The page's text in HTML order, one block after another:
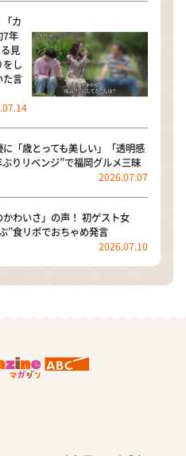
「カ
7年
見
し
た言
に「歳とっても美しい」「透明感
りリベンジ”で福岡グルメ三昧
2026.07.07
かわいさ」の声！ 初ゲスト女
”食リポでおちゃめ発言
2026.07.10